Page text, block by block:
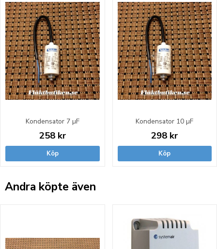
Kondensator 7 µF
258 kr
Köp
Kondensator 10 µF
298 kr
Köp
Andra köpte även